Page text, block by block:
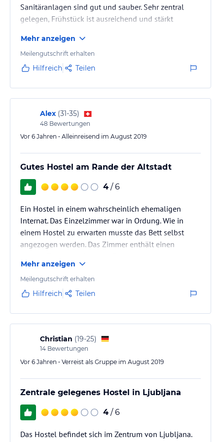
Sanitäranlagen sind gut und sauber. Sehr zentral
gelegen, Frühstück ist ausreichend und stärkt
Mehr anzeigen
Meilengutschrift erhalten
Hilfreich Teilen
Alex (31-35)
48 Bewertungen
Vor 6 Jahren • Alleinreisend im August 2019
Gutes Hostel am Rande der Altstadt
4 / 6
Ein Hostel in einem wahrscheinlich ehemaligen
Internat. Das Einzelzimmer war in Ordung. Wie in
einem Hostel zu erwarten musste das Bett selbst
angezogen werden. Das Zimmer enthält einen
Gemeinschaftsduschen und Toiletten verwendet
werden. Die Anzahl der Toiletten war eher klein, es
kam jedoch zu keinem Stau. Das Frühstück war für
Mehr anzeigen
Meilengutschrift erhalten
Hilfreich Teilen
Christian (19-25)
14 Bewertungen
Vor 6 Jahren • Verreist als Gruppe im August 2019
Zentrale gelegenes Hostel in Ljubljana
4 / 6
Das Hostel befindet sich im Zentrum von Ljubljana.